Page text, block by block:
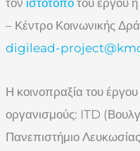
τον ιστότοπο του έργου
– Κέντρο Κοινωνικής
digilead-
Η κοινοπραξία του
οργανισμούς: ITD
Πανεπιστήμιο